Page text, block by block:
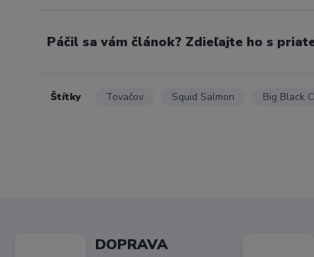
Páčil sa vám článok? Zdieľajte ho s
Štítky Tovačov Squid Salmon Big Black
DOPRAVA